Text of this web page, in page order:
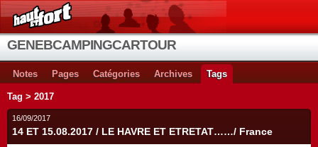
GENEBCAMPINGCARTOUR
Notes Pages Catégories Archives Tags
Tag > 2017
16/09/2017
14 ET 15.08.2017 / LE HAVRE ET ETRETAT……/ France